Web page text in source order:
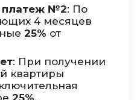
платеж №2: По
4 месяцев
25% от
: При получении
квартиры